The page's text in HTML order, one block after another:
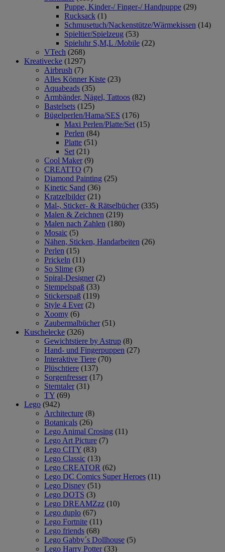
Puppe, Kinder-/ Finger-/ Handpuppe (29)
Rucksack (1)
Schmusetuch/Nackenstütze/Wärmekissen (14)
Spieltier/Spielzeug (53)
Spieluhr S,M,L /Mobile (22)
VTech (268)
Kreativecke (1297)
Airbrush (7)
Alles Könner Kiste (23)
Aquabeads (35)
Armbänder, Nägel, Tattoos (82)
Bastelsets (125)
Bügelperlen/Hama/SES (176)
Maxi Perlen/Platte/Set (15)
Perlen (84)
Platte (51)
Set (21)
Cool Maker (9)
CREATTO (7)
Diamond Painting (25)
Kinetic Sand (36)
Kratzelbilder (21)
Mal-, Sticker- & Rätselbücher (335)
Malen & Zeichnen (219)
Malen nach Zahlen (180)
Mosaic (5)
Nähen, Sticken, Handarbeiten (26)
Perlen (15)
Prickeln (11)
So Slime (3)
Spiral-Designer (2)
Stempelspaß (33)
Stickerspaß (119)
Style 4 Ever (2)
Xoomy (6)
Zaubermalbücher (51)
Kuschelecke (326)
Gewichtstiere by Astrup (8)
Hand- und Fingerpuppen (27)
Interaktive Tiere (70)
Plüschtiere (137)
Sorgenfresser (17)
Sterntaler (31)
TY (69)
Lego (942)
Architecture (8)
Botanicals (26)
Lego Animal Crosing (11)
Lego Art Picture (7)
Lego CITY (83)
Lego Classic (13)
Lego CREATOR (62)
Lego DC Comics Super Heroes (11)
Lego Disney (51)
Lego DOTS (3)
Lego DREAMZzz (10)
Lego duplo (67)
Lego Fortnite (11)
Lego friends (68)
Lego Gabby´s Dollhouse (5)
Lego Harry Potter (33)